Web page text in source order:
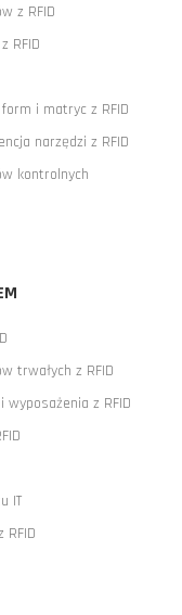
z RFID
RFID
i matryc z RFID
narzędzi z RFID
kontrolnych
trwałych z RFID
z RFID
IT